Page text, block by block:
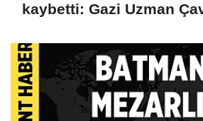
kaybetti: Gazi Uzman